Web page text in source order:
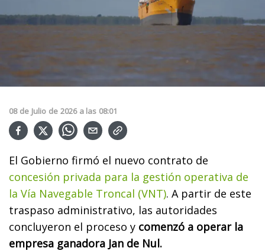
08 de Julio de 2026 a las 08:01
El Gobierno firmó el nuevo contrato de
concesión privada para la gestión operativa de
la Vía Navegable Troncal (VNT). A partir de este
traspaso administrativo, las autoridades
concluyeron el proceso y comenzó a operar la
empresa ganadora Jan de Nul.